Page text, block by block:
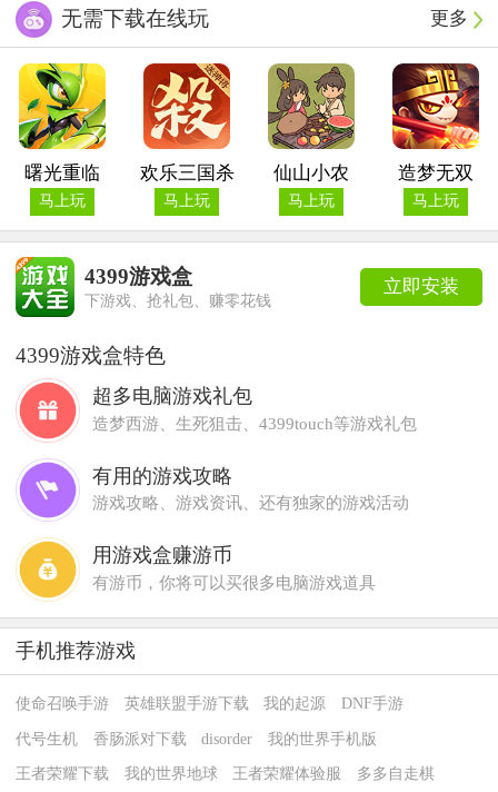
更多
无需下载在线玩
曙光重临
马上玩
欢乐三国杀
马上玩
仙山小农
马上玩
造梦无双
马上玩
立即安装
4399游戏盒
下游戏、抢礼包、赚零花钱
4399游戏盒特色
超多电脑游戏礼包
造梦西游、生死狙击、4399touch等游戏礼包
有用的游戏攻略
游戏攻略、游戏资讯、还有独家的游戏活动
用游戏盒赚游币
有游币，你将可以买很多电脑游戏道具
手机推荐游戏
使命召唤手游 英雄联盟手游下载 我的起源 DNF手游
代号生机 香肠派对下载 disorder 我的世界手机版
王者荣耀下载 我的世界地球 王者荣耀体验服 多多自走棋